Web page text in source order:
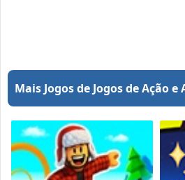
Mais Jogos de Jogos de Ação